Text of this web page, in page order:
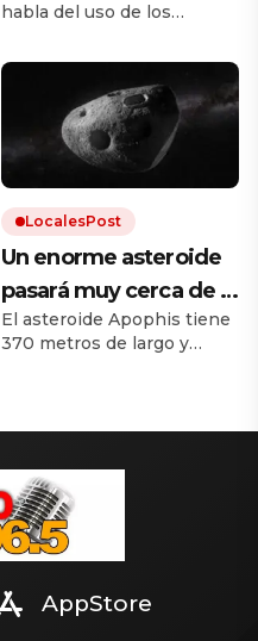
gente no sabe usar el
aire acondicionado;
hay que programar
una temperatura ideal
y dejarlo que trabaje”
habla del uso de los
acondicionado con la
llegada del calor.
LocalesPost
Un enorme asteroide
pasará muy cerca de la
Tierra y los científicos
temen que traiga
El asteroide Apophis tiene
370 metros de largo y
cerca del asteroide para
en la nota.
AppStore